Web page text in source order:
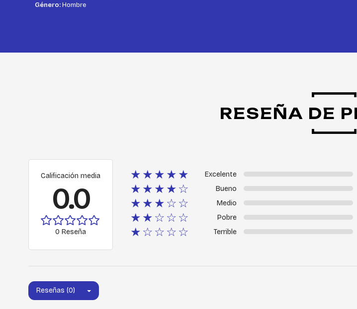
Género:Hombre
RESEÑA DE
Calificación media
0.0
0 Reseña
★★★★★ Excelente
★★★★☆ Bueno
★★★☆☆ Medio
★★☆☆☆ Pobre
★☆☆☆☆ Terrible
Reseñas (0)